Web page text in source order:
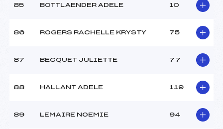
85 BOTTLAENDER ADELE 10
86 ROGERS RACHELLE KRYSTY 75
87 BECQUET JULIETTE 77
88 HALLANT ADELE 119
89 LEMAIRE NOEMIE 94